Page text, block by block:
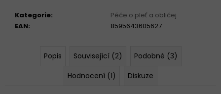
Kategorie:
Péče o pleť a obličej
EAN: 8595643605627
Popis Související (2)
Podobné (3)
Hodnocení (1)
Diskuze
u
u